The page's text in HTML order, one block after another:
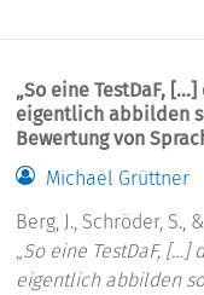
„So eine TestDaF,
eigentlich abbilden
Bewertung von
Michael Grüttner
Berg, J., Schröder, S.,
„So eine TestDaF,
eigentlich abbilden